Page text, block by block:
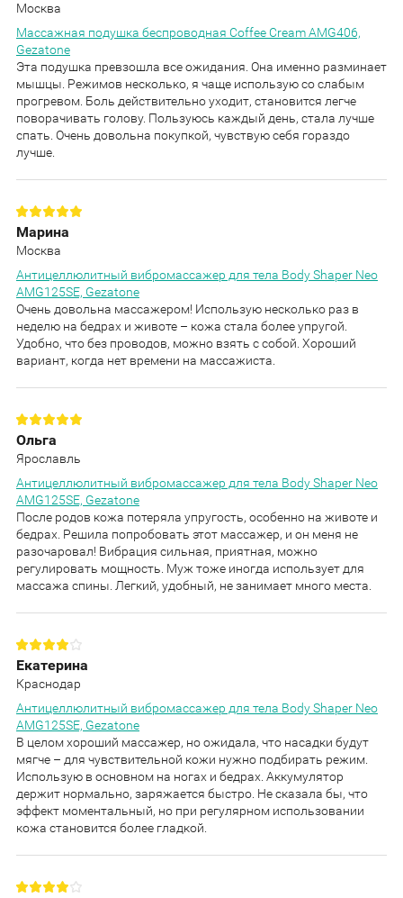
Москва
Массажная подушка беспроводная Coffee Cream AMG406,
Gezatone
Эта подушка превзошла все ожидания. Она именно разминает
мышцы. Режимов несколько, я чаще использую со слабым
прогревом. Боль действительно уходит, становится легче
поворачивать голову. Пользуюсь каждый день, стала лучше
спать. Очень довольна покупкой, чувствую себя гораздо
лучше.
Марина
Москва
Антицеллюлитный вибромассажер для тела Body Shaper Neo
AMG125SE, Gezatone
Очень довольна массажером! Использую несколько раз в
неделю на бедрах и животе – кожа стала более упругой.
Удобно, что без проводов, можно взять с собой. Хороший
вариант, когда нет времени на массажиста.
Ольга
Ярославль
Антицеллюлитный вибромассажер для тела Body Shaper Neo
AMG125SE, Gezatone
После родов кожа потеряла упругость, особенно на животе и
бедрах. Решила попробовать этот массажер, и он меня не
разочаровал! Вибрация сильная, приятная, можно
регулировать мощность. Муж тоже иногда использует для
массажа спины. Легкий, удобный, не занимает много места.
Екатерина
Краснодар
Антицеллюлитный вибромассажер для тела Body Shaper Neo
AMG125SE, Gezatone
В целом хороший массажер, но ожидала, что насадки будут
мягче – для чувствительной кожи нужно подбирать режим.
Использую в основном на ногах и бедрах. Аккумулятор
держит нормально, заряжается быстро. Не сказала бы, что
эффект моментальный, но при регулярном использовании
кожа становится более гладкой.